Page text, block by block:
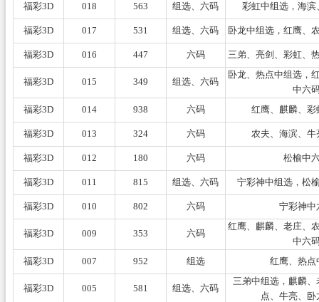
福彩3D 018 563 组选、六码 彩虹中组选，海滨
福彩3D 017 531 组选、六码 卧龙中组选，红鹰、
福彩3D 016 447 六码 三弟、亮剑、彩虹、
福彩3D 015 349 组选、六码
卧龙、热点中组选，
中六
福彩3D
014 938 六码 红鹰、麒麟、彩
福彩3D 013 324 六码 农夫、海滨、牛
福彩3D 012 180 六码 松榆中
福彩3D 011 815 组选、六码 宁彩神中组选，松
福彩3D 010 802 六码 宁彩神中
福彩3D 009 353 六码
红鹰、麒麟、老庄、
中六
福彩3D
007 952 组选 红鹰、热点
福彩3D 005 581 组选、六码
三弟中组选，麒麟
点、牛亮、卧